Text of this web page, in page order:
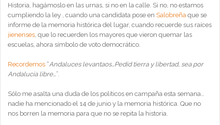
Historia, hagámoslo en las urnas, si no en la calle. Si no, no estamos
cumpliendo la ley , cuando una candidata pose en Salobreña que se
informe de la memoria histórica del lugar, cuando recuerde sus raíces
jienenses, que lo recuerden los mayores que vieron quemar las
escuelas, ahora símbolo de voto democrático.
Recordemos “Andaluces levantaos…Pedid tierra y libertad, sea por
Andalucía libre…”.
Sólo me asalta una duda de los políticos en campaña esta semana…
nadie ha mencionado el 14 de junio y la memoria histórica. Que no
nos borren la memoria para que no se repita la historia.